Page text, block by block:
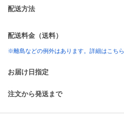
配送方法
配送料金（送料）
※離島などの例外はあります。詳細はこちら
お届け日指定
注文から発送まで